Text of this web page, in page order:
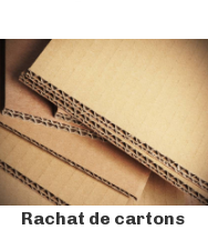
Rachat de cartons